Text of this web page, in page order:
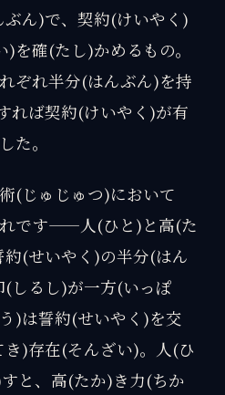
ん)で、契約(けいやく)
を確(たし)かめるもの。
ぞれ半分(はんぶん)を持
れば契約(けいやく)が有
た。
(じゅじゅつ)において
です——人(ひと)と高(た
(せいやく)の半分(はん
しるし)が一方(いっぽ
)は誓約(せいやく)を交
)存在(そんざい)。人(ひ
と、高(たか)き力(ちか